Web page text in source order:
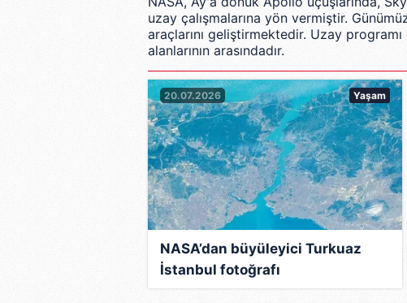
uzay çalışmalarına yön vermiştir.
araçlarını geliştirmektedir. Uzay programı
alanlarının arasındadır.
20.07.2026 Yaşam
NASA’dan büyüleyici Turkuaz
İstanbul fotoğrafı